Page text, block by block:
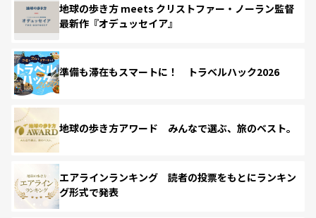
地球の歩き方 meets クリストファー・ノーラン監督
最新作『オデュッセイア』
準備も滞在もスマートに！ トラベルハック2026
地球の歩き方アワード みんなで選ぶ、旅のベスト。
エアラインランキング 読者の投票をもとにランキン
グ形式で発表